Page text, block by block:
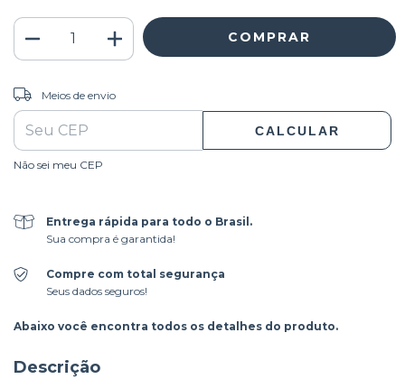
Entregas para o CEP:
Meios de envio
CALCULAR
Não sei meu CEP
Entrega rápida para todo o Brasil.
Sua compra é garantida!
Compre com total segurança
Seus dados seguros!
Abaixo você encontra todos os detalhes do produto.
Descrição